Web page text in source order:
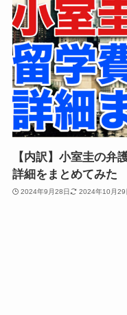
【内訳】小室圭の弁
詳細をまとめてみた
2024年9月28日 2024年10月29